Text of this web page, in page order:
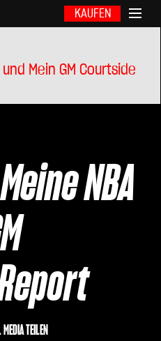
KAUFEN
Mein GM Courtside
NBA
TEILEN